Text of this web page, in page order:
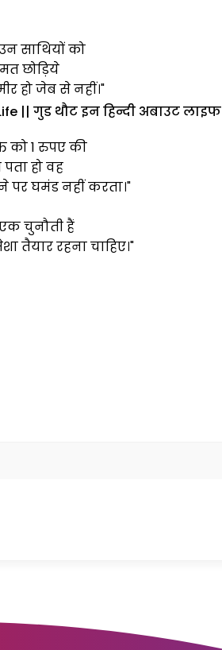
साथियों को
छोड़िये
हो जेब से नहीं।"
|| गुड थौट इन हिन्दी अबाउट लाइफ
को 1 रुपए की
हो वह
पर घमंड नहीं करता।"
चुनौती हैं
तैयार रहना चाहिए।"